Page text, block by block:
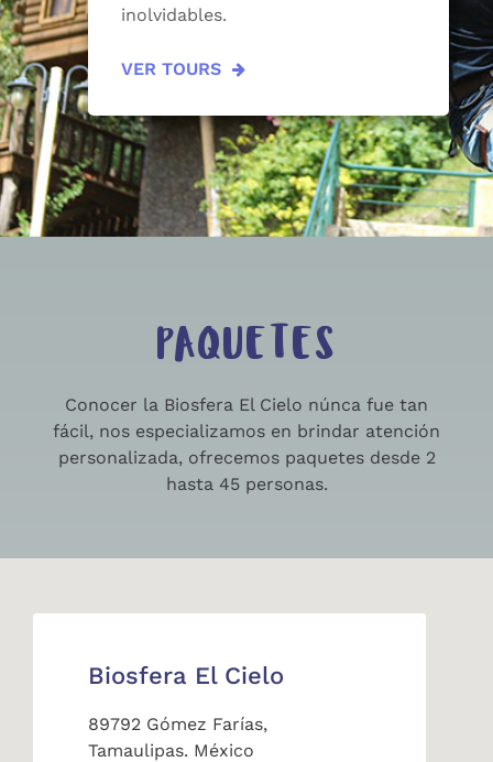
inolvidables.
VER TOURS
PAQUETES
Conocer la Biosfera El Cielo núnca fue tan
fácil, nos especializamos en brindar atención
personalizada, ofrecemos paquetes desde 2
hasta 45 personas.
Biosfera El Cielo
89792 Gómez Farías,
Tamaulipas. México